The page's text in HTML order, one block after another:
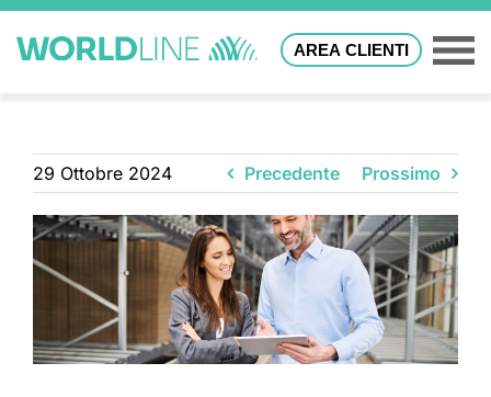
AREA CLIENTI
29 Ottobre 2024 Precedente Prossimo